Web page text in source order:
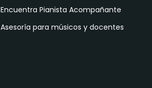
Encuentra Pianista Acompañante
Asesoría para músicos y docentes